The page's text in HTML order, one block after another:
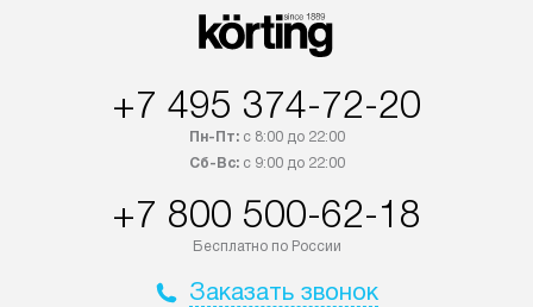
+7 495 374-72-20
Пн-Пт:с 8:00 до 22:00
Сб-Вс:с 9:00 до 22:00
+7 800 500-62-18
Бесплатно по России
Заказать звонок